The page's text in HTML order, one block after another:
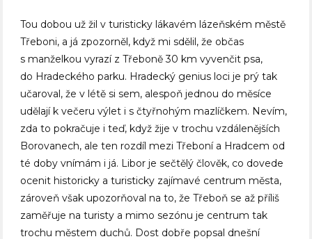
Tou dobou už žil v turisticky lákavém lázeňském městě
Třeboni, a já zpozorněl, když mi sdělil, že občas
s manželkou vyrazí z Třeboně 30 km vyvenčit psa,
do Hradeckého parku. Hradecký genius loci je prý tak
učaroval, že v létě si sem, alespoň jednou do měsíce
udělají k večeru výlet i s čtyřnohým mazlíčkem. Nevím,
zda to pokračuje i teď, když žije v trochu vzdálenějších
Borovanech, ale ten rozdíl mezi Třeboní a Hradcem od
té doby vnímám i já. Libor je sečtělý člověk, co dovede
ocenit historicky a turisticky zajímavé centrum města,
zároveň však upozorňoval na to, že Třeboň se až příliš
zaměřuje na turisty a mimo sezónu je centrum tak
trochu městem duchů. Dost dobře popsal dnešní